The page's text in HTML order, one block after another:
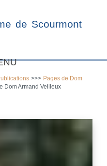
de Scourmont
>>> Pages de Dom
Dom Armand Veilleux